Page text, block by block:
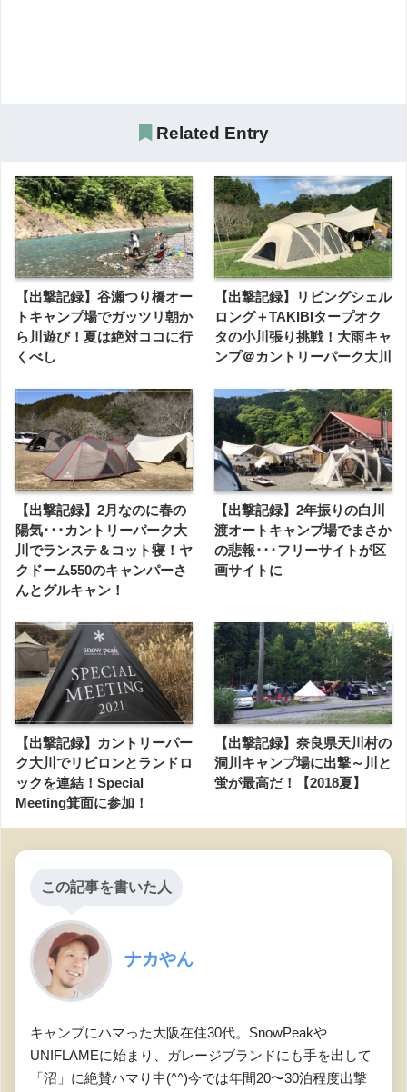
Related Entry
【出撃記録】谷瀬つり橋オー
トキャンプ場でガッツリ朝か
ら川遊び！夏は絶対ココに行
くべし
【出撃記録】リビングシェル
ロング＋TAKIBIタープオク
タの小川張り挑戦！大雨キャ
ンプ＠カントリーパーク大川
【出撃記録】2月なのに春の
陽気･･･カントリーパーク大
川でランステ＆コット寝！ヤ
クドーム550のキャンパーさ
んとグルキャン！
【出撃記録】2年振りの白川
渡オートキャンプ場でまさか
の悲報･･･フリーサイトが区
画サイトに
【出撃記録】カントリーパー
ク大川でリビロンとランドロ
ックを連結！Special
Meeting箕面に参加！
【出撃記録】奈良県天川村の
洞川キャンプ場に出撃～川と
蛍が最高だ！【2018夏】
この記事を書いた人
ナカやん
キャンプにハマった大阪在住30代。SnowPeakや
UNIFLAMEに始まり、ガレージブランドにも手を出して
「沼」に絶賛ハマり中(^^)今では年間20〜30泊程度出撃